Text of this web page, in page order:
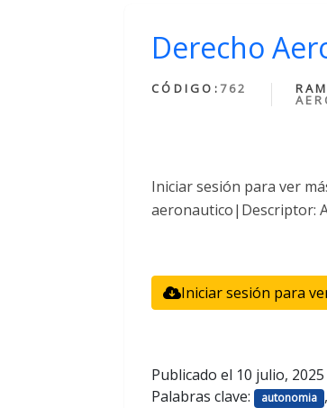
Derecho
CÓDIGO: 762
Iniciar sesión para ver
aeronautico|Descriptor:
Iniciar sesión para
Publicado el 10 julio, 2025
Palabras clave:
autonomia ,